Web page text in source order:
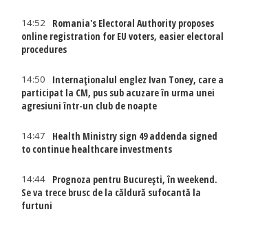
14:52
Romania's Electoral Authority proposes
online registration for EU voters, easier electoral
procedures
14:50
Internaţionalul englez Ivan Toney, care a
participat la CM, pus sub acuzare în urma unei
agresiuni într-un club de noapte
14:47
Health Ministry sign 49 addenda signed
to continue healthcare investments
14:44
Prognoza pentru București, în weekend.
Se va trece brusc de la căldură sufocantă la
furtuni